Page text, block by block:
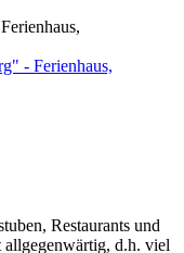
- Ferienhaus,
Restaurants und
allgegenwärtig, d.h. viel